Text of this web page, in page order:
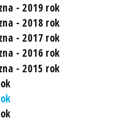
- 2019 rok
- 2018 rok
- 2017 rok
- 2016 rok
- 2015 rok